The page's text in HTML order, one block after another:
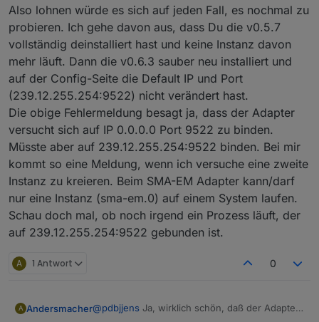
Architektur arm
CPUs 4
Geschwindigkeit 900 MHz
Modell ARMv7 Processor rev 3 (v7l)
RAM 7.69 GB
System Betriebszeit 00:46:55
Node.js v12.19.0 (Es gibt eine neuere Version:
NPM 6.14.8
Festplatte Größe 7.03 GB
Festplatte frei 486.39 MB
Anzahl der Adapter 340
Betriebszeit 00:47:01
Aktive Instanzen 19
Beides knapp 2a alt.
Zentraler Switch, der angeblich IGMP V2 kann.
Ich hoffe, ich habe keine wesentlichen Infos
vergessen.
Also lohnen würde es sich auf jeden Fall, es nochmal zu
probieren. Ich gehe davon aus, dass Du die v0.5.7
vollständig deinstalliert hast und keine Instanz davon
mehr läuft. Dann die v0.6.3 sauber neu installiert und
auf der Config-Seite die Default IP und Port
(239.12.255.254:9522) nicht verändert hast.
Die obige Fehlermeldung besagt ja, dass der Adapter
versucht sich auf IP 0.0.0.0 Port 9522 zu binden.
Müsste aber auf 239.12.255.254:9522 binden. Bei mir
kommt so eine Meldung, wenn ich versuche eine zweite
Instanz zu kreieren. Beim SMA-EM Adapter kann/darf
nur eine Instanz (sma-em.0) auf einem System laufen.
Schau doch mal, ob noch irgend ein Prozess läuft, der
auf 239.12.255.254:9522 gebunden ist.
A 1 Antwort 0
A Andersmacher@pdbjjens Ja, wirklich schön, daß der Adapter